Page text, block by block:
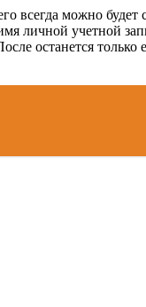
всегда можно будет
личной учетной
останется только